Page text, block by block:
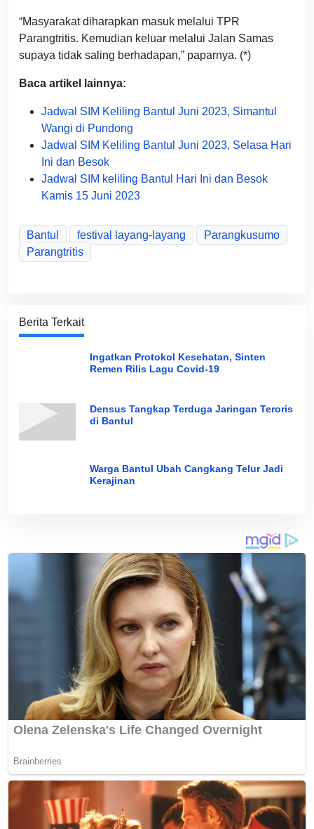
“Masyarakat diharapkan masuk melalui TPR
Parangtritis. Kemudian keluar melalui Jalan Samas
supaya tidak saling berhadapan,” paparnya. (*)
Baca artikel lainnya:
Jadwal SIM Keliling Bantul Juni 2023, Simantul
Wangi di Pundong
Jadwal SIM Keliling Bantul Juni 2023, Selasa Hari
Ini dan Besok
Jadwal SIM keliling Bantul Hari Ini dan Besok
Kamis 15 Juni 2023
Bantul festival layang-layang
Parangkusumo
Parangtritis
Berita Terkait
Ingatkan Protokol Kesehatan, Sinten
Remen Rilis Lagu Covid-19
Densus Tangkap Terduga Jaringan Teroris
di Bantul
Warga Bantul Ubah Cangkang Telur Jadi
Kerajinan